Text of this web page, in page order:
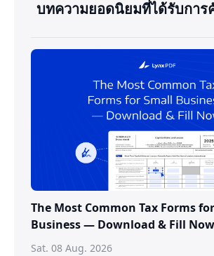
บทความยอดนิยมที่ได้รับการ
The Most Common Tax Forms
Business — Download & Fill Now
Sat. 08 Aug. 2026